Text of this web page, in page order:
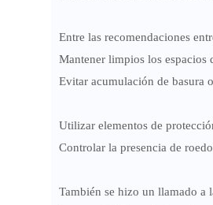
Entre las recomendaciones
Mantener limpios los espacios
Evitar acumulación de basura
Utilizar elementos de
Controlar la presencia de
También se hizo un llamado a